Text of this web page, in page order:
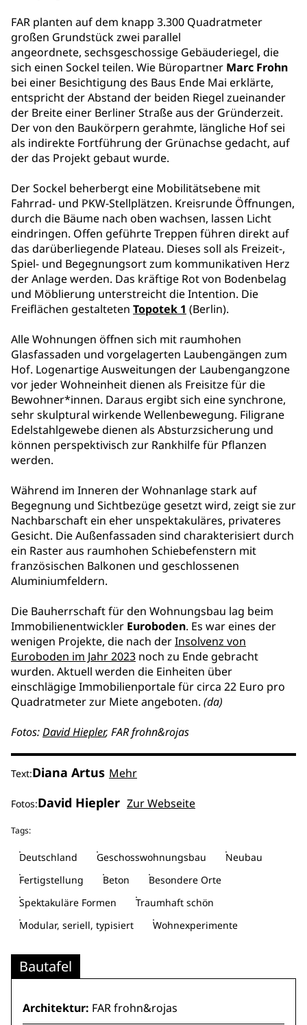
FAR planten auf dem knapp 3.300 Quadratmeter
großen Grundstück zwei parallel
angeordnete, sechsgeschossige Gebäuderiegel, die
sich einen Sockel teilen. Wie Büropartner Marc Frohn
bei einer Besichtigung des Baus Ende Mai erklärte,
entspricht der Abstand der beiden Riegel zueinander
der Breite einer Berliner Straße aus der Gründerzeit.
Der von den Baukörpern gerahmte, längliche Hof sei
als indirekte Fortführung der Grünachse gedacht, auf
der das Projekt gebaut wurde.
Der Sockel beherbergt eine Mobilitätsebene mit
Fahrrad- und PKW-Stellplätzen. Kreisrunde Öffnungen,
durch die Bäume nach oben wachsen, lassen Licht
eindringen. Offen geführte Treppen führen direkt auf
das darüberliegende Plateau. Dieses soll als Freizeit-,
Spiel- und Begegnungsort zum kommunikativen Herz
der Anlage werden. Das kräftige Rot von Bodenbelag
und Möblierung unterstreicht die Intention. Die
Freiflächen gestalteten Topotek 1 (Berlin).
Alle Wohnungen öffnen sich mit raumhohen
Glasfassaden und vorgelagerten Laubengängen zum
Hof. Logenartige Ausweitungen der Laubengangzone
vor jeder Wohneinheit dienen als Freisitze für die
Bewohner*innen. Daraus ergibt sich eine synchrone,
sehr skulptural wirkende Wellenbewegung. Filigrane
Edelstahlgewebe dienen als Absturzsicherung und
können perspektivisch zur Rankhilfe für Pflanzen
werden.
Während im Inneren der Wohnanlage stark auf
Begegnung und Sichtbezüge gesetzt wird, zeigt sie zur
Nachbarschaft ein eher unspektakuläres, privateres
Gesicht. Die Außenfassaden sind charakterisiert durch
ein Raster aus raumhohen Schiebefenstern mit
französischen Balkonen und geschlossenen
Aluminiumfeldern.
Die Bauherrschaft für den Wohnungsbau lag beim
Immobilienentwickler Euroboden. Es war eines der
wenigen Projekte, die nach derInsolvenz von
Euroboden im Jahr 2023 noch zu Ende gebracht
wurden. Aktuell werden die Einheiten über
einschlägige Immobilienportale für circa 22 Euro pro
Quadratmeter zur Miete angeboten. (da)
Fotos:David Hiepler, FAR frohn&rojas
Text:Diana Artus Mehr
Fotos:David Hiepler Zur Webseite
Tags:
Deutschland Geschosswohnungsbau
Neubau
Fertigstellung
Beton
Besondere Orte
Spektakuläre Formen
Traumhaft schön
Modular, seriell, typisiert
Wohnexperimente
Bautafel
Architektur: FAR frohn&rojas